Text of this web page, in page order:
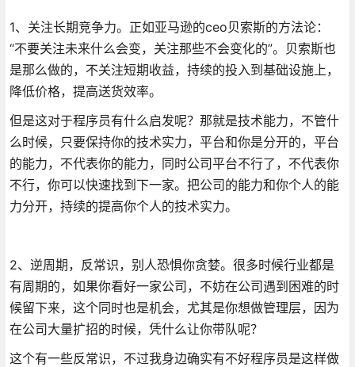
1、关注长期竞争力。正如亚马逊的ceo贝索斯的方法论：
“不要关注未来什么会变，关注那些不会变化的”。贝索斯也
是那么做的，不关注短期收益，持续的投入到基础设施上，
降低价格，提高送货效率。
但是这对于程序员有什么启发呢？那就是技术能力，不管什
么时候，只要保持你的技术实力，平台和你是分开的，平台
的能力，不代表你的能力，同时公司平台不行了，不代表你
不行，你可以快速找到下一家。把公司的能力和你个人的能
力分开，持续的提高你个人的技术实力。
2、逆周期，反常识，别人恐惧你贪婪。很多时候行业都是
有周期的，如果你看好一家公司，不妨在公司遇到困难的时
候留下来，这个同时也是机会，尤其是你想做管理层，因为
在公司大量扩招的时候，凭什么让你带队呢？
这个有一些反常识，不过我身边确实有不好程序员是这样做